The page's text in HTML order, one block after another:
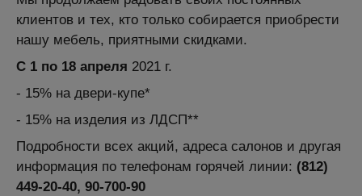
клиентов и тех, кто только собирается приобрести
нашу мебель, приятными скидками.
С 1 по 18 апреля 2021 г.
- 15% на двери-купе*
- 15% на изделия из ЛДСП**
Подробности всех акций, адреса салонов и другая
информация по телефонам горячей линии: (812)
449-20-40, 90-700-90